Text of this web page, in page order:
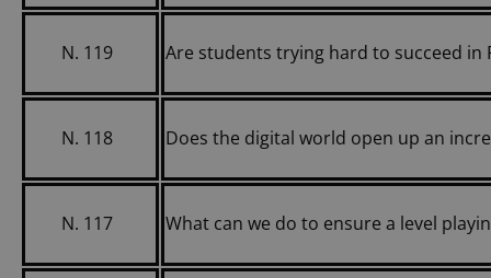
N. 119 Are students trying hard to succeed in
N. 118 Does the digital world open up an
N. 117 What can we do to ensure a level